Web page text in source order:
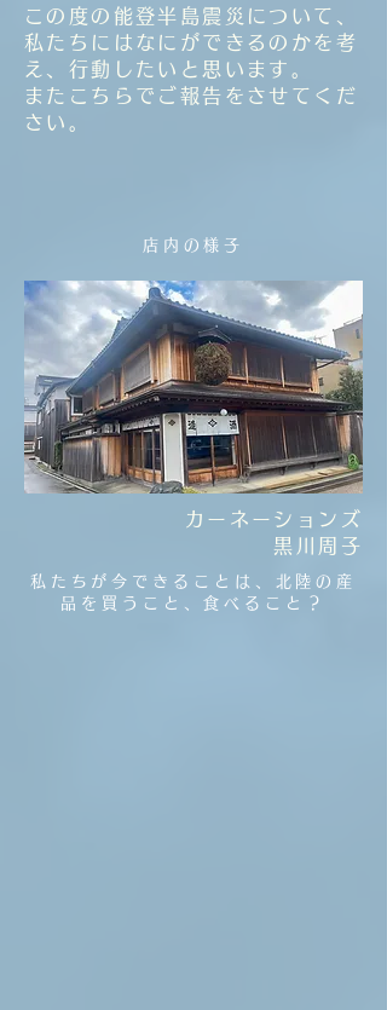
この度の能登半島震災について、
私たちにはなにができるのかを考
え、行動したいと思います。
またこちらでご報告をさせてくだ
さい。​
店内の様子
カーネーションズ
黒川周子
私たちが今できることは、北陸の産
品を買うこと、食べること？